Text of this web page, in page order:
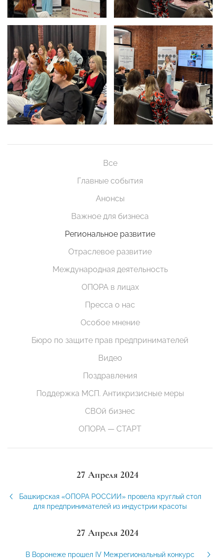
Все
Главные события
Анонсы
Важное для бизнеса
Региональное развитие
Отраслевое развитие
Международная деятельность
ОПОРА в лицах
Пресса о нас
Особое мнение
Бюро по защите прав предпринимателей
Видео
Поздравления
Поддержка МСП. Антикризисные меры
СВОй бизнес
ОПОРА — СТАРТ
27 Апреля 2024
Башкирская «ОПОРА РОССИИ» провела круглый стол
для предпринимателей из индустрии красоты
27 Апреля 2024
В Воронеже прошел IV Межрегиональный конкурс